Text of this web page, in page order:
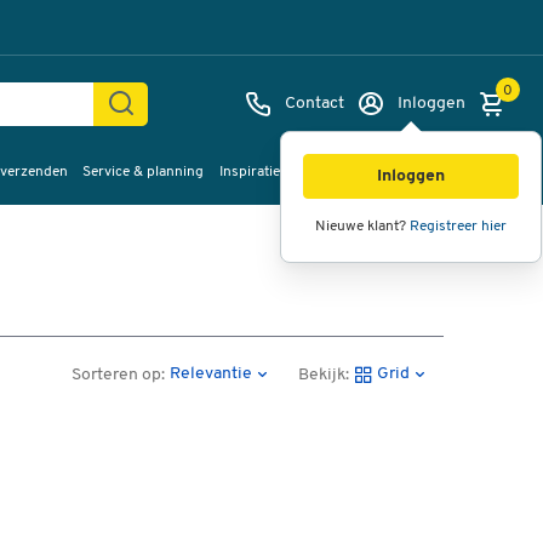
Contact Inloggen
Inloggen
Nieuwe klant? Registreer hier
0
Service & planning Inspiratie
Sorteren op: Relevantie Bekijk: Grid